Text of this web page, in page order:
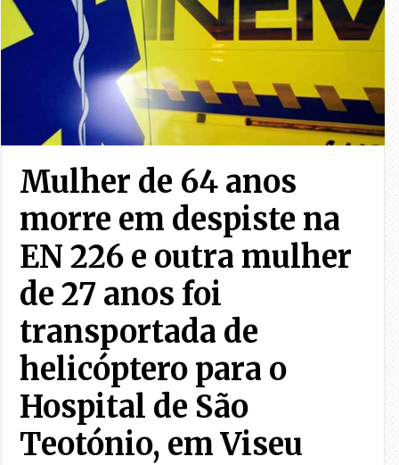
Mulher de 64 anos
morre em despiste na
EN 226 e outra mulher
de 27 anos foi
transportada de
helicóptero para o
Hospital de São
Teotónio, em Viseu